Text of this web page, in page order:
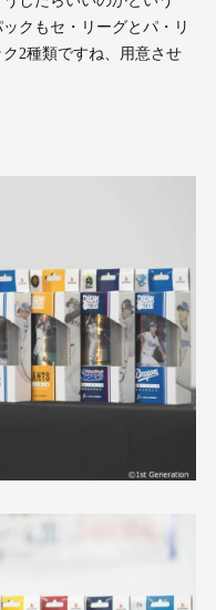
クもセ・リーグとパ・リ
2種類ですね、用意させ